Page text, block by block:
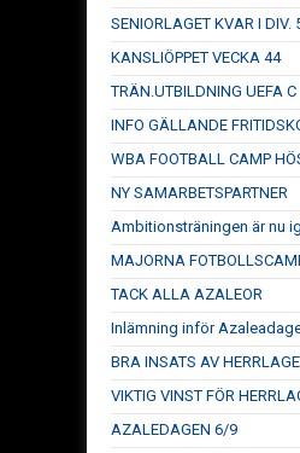
SENIORLAGET KVAR I DIV.
KANSLIÖPPET VECKA 44
TRÄN.UTBILDNING UEFA C
INFO GÄLLANDE
WBA FOOTBALL CAMP
NY SAMARBETSPARTNER
Ambitionsträningen är nu
MAJORNA
TACK ALLA AZALEOR
Inlämning inför
BRA INSATS AV
VIKTIG VINST FÖR
AZALEDAGEN 6/9